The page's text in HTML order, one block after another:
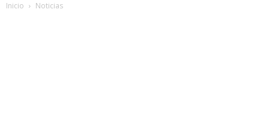
Inicio Noticias